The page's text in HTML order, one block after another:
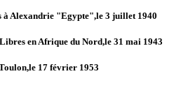
à Alexandrie "Egypte",le 3 juillet 1940
en Afrique du Nord,le 31 mai 1943
17 février 1953